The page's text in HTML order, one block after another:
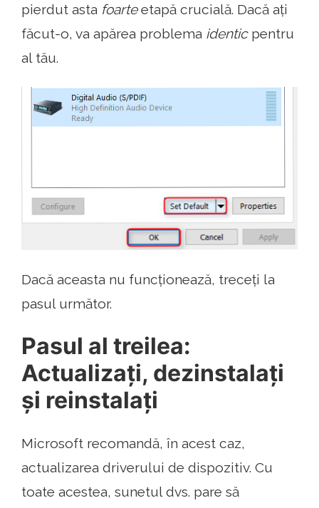
pierdut asta foarteetapă crucială. Dacă ați
făcut-o, va apărea problema identicpentru
al tău.
Dacă aceasta nu funcționează, treceți la
pasul următor.
Pasul al treilea:
Actualizați, dezinstalați
și reinstalați
Microsoft recomandă, în acest caz,
actualizarea driverului de dispozitiv. Cu
toate acestea, sunetul dvs. pare să